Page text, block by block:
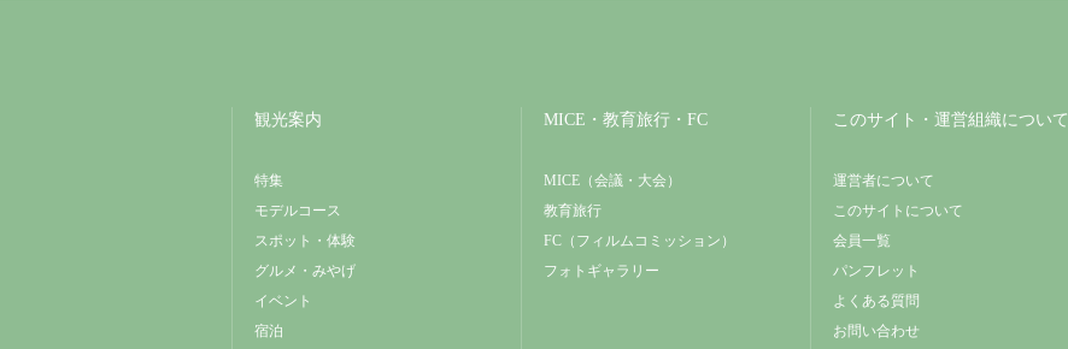
観光案内
特集
モデルコース
スポット・体験
グルメ・みやげ
イベント
宿泊
MICE・教育旅行・FC
MICE（会議・大会）
教育旅行
FC（フィルムコミッション）
フォトギャラリー
このサイト・運営組織について
運営者について
このサイトについて
会員一覧
パンフレット
よくある質問
お問い合わせ